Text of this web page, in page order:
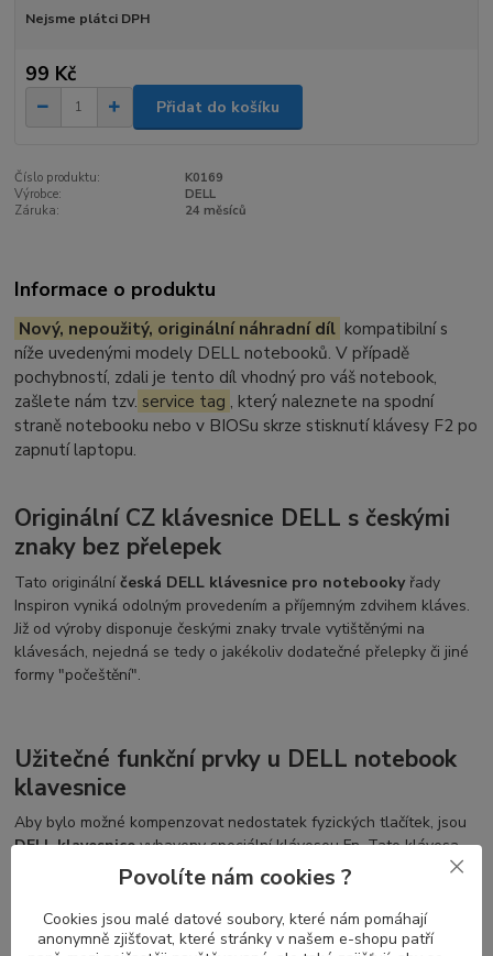
Nejsme plátci DPH
99 Kč
Přidat do košíku
Číslo produktu:
K0169
Výrobce:
DELL
Záruka:
24 měsíců
Informace o produktu
Nový, nepoužitý, originální náhradní díl kompatibilní s
níže uvedenými modely DELL notebooků. V případě
pochybností, zdali je tento díl vhodný pro váš notebook,
zašlete nám tzv. service tag , který naleznete na spodní
straně notebooku nebo v BIOSu skrze stisknutí klávesy F2 po
zapnutí laptopu.
Originální CZ klávesnice DELL s českými
znaky bez přelepek
Tato originálníčeská DELL klávesnice pro notebookyřady
Inspiron vyniká odolným provedením a příjemným zdvihem kláves.
Již od výroby disponuje českými znaky trvale vytištěnými na
klávesách, nejedná se tedy o jakékoliv dodatečné přelepky či jiné
formy "počeštění".
Užitečné funkční prvky u DELL notebook
klavesnice
Aby bylo možné kompenzovat nedostatek fyzických tlačítek, jsou
DELL klavesnicevybaveny speciální klávesou Fn. Tato klávesa
se používá ve spojení s ostatními klávesami, podobně jako Shift
funkční klávesy se nacházejí v horním řádku, mají zvýrazněnou
barvu, která je odlišuje od běžných kláves (např. fialovou, modrou
Povolíte nám cookies ?
Cookies jsou malé datové soubory, které nám pomáhají
anonymně zjišťovat, které stránky v našem e-shopu patří